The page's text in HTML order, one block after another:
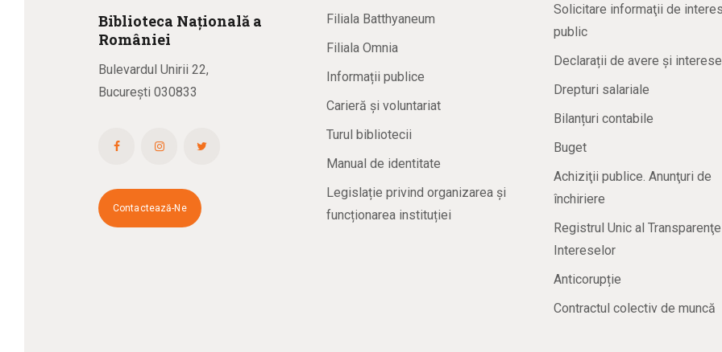
Biblioteca Națională a
României
Bulevardul Unirii 22,
București 030833
Contactează-Ne
Filiala Batthyaneum
Filiala Omnia
Informații publice
Carieră și voluntariat
Turul bibliotecii
Manual de identitate
Legislație privind organizarea și
funcționarea instituției
Solicitare informaţii de
public
Declarații de avere și interese
Drepturi salariale
Bilanțuri contabile
Buget
Achiziţii publice. Anunţuri de
închiriere
Registrul Unic al
Intereselor
Anticorupție
Contractul colectiv de muncă